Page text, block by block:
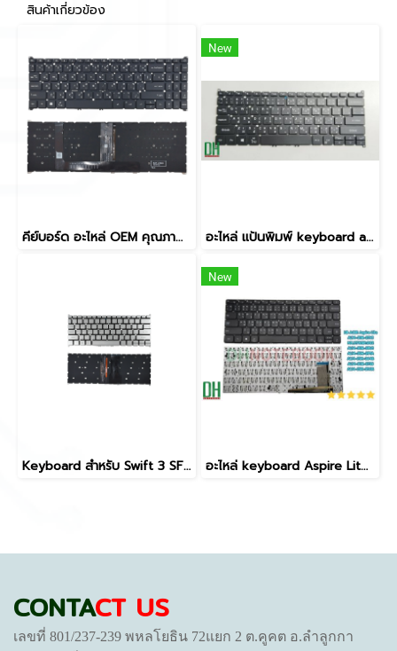
สินค้าเกี่ยวข้อง
คีย์บอร์ด อะไหล่ OEM คุณภาพสูง KB ACER A715-76 A315-59 A515-57 N22C6 N22Q3 A315-59 A315-59G A315-24P A315-44P A515-57G A515-57 A515-57T A315-510P N22C6 N22Q3 N23C3 S50-54 A715-51 A715-76 มีไฟ backlit TH/US Layout ซ่อม/เปลี่ยนได้ทันที
New
อะไหล่ แป้นพิมพ์ keyboard acer Spin 5 SP513-54N ,SP513-54N-53X8 ,SP513-54N-74V2, Travelmate TMX314-51-MG X3310-MG X3410-MG X40-53G X40-51MG มีไฟ ปุ่ม delete
Keyboard สำหรับ Swift 3 SF314-54, SF314-56, SF313-51, SF314-57, Aspire 3 A314-22, A314-35 ปุ่ม Power สีเงิน มีไฟ Backlight
New
อะไหล่ keyboard Aspire Lite AL14-51M-57H1 NX.KTWSP.002 AL14-51M-58U1 AL14-51M-59YA AL14-51M-364B AL14-51M-573S AL14-51M-51VM,Aspire Lite 14 AL14-31P N23G1 AL14-72 N23J5
CONTACT US
เลขที่ 801/237-239 พหลโยธิน 72แยก 2 ต.คูคต อ.ลำลูกกา